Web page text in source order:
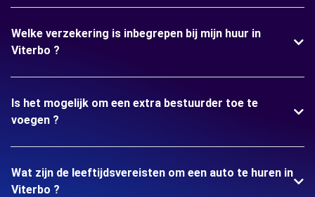
Welke verzekering is inbegrepen bij mijn huur in
Viterbo ?
Is het mogelijk om een extra bestuurder toe te
voegen ?
Wat zijn de leeftijdsvereisten om een auto te huren in
Viterbo ?